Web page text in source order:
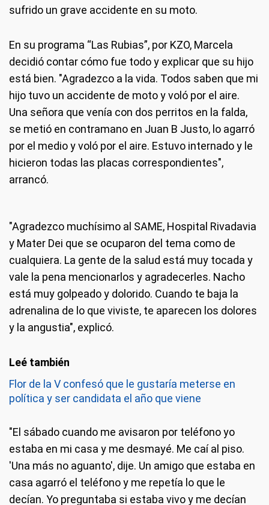
sufrido un grave accidente en su moto.
En su programa “Las Rubias”, por KZO, Marcela
decidió contar cómo fue todo y explicar que su hijo
está bien. "Agradezco a la vida. Todos saben que mi
hijo tuvo un accidente de moto y voló por el aire.
Una señora que venía con dos perritos en la falda,
se metió en contramano en Juan B Justo, lo agarró
por el medio y voló por el aire. Estuvo internado y le
hicieron todas las placas correspondientes",
arrancó.
"Agradezco muchísimo al SAME, Hospital Rivadavia
y Mater Dei que se ocuparon del tema como de
cualquiera. La gente de la salud está muy tocada y
vale la pena mencionarlos y agradecerles. Nacho
está muy golpeado y dolorido. Cuando te baja la
adrenalina de lo que viviste, te aparecen los dolores
y la angustia", explicó.
Flor de la V confesó que le gustaría meterse en
política y ser candidata el año que viene
"El sábado cuando me avisaron por teléfono yo
estaba en mi casa y me desmayé. Me caí al piso.
'Una más no aguanto', dije. Un amigo que estaba en
casa agarró el teléfono y me repetía lo que le
decían. Yo preguntaba si estaba vivo y me decían